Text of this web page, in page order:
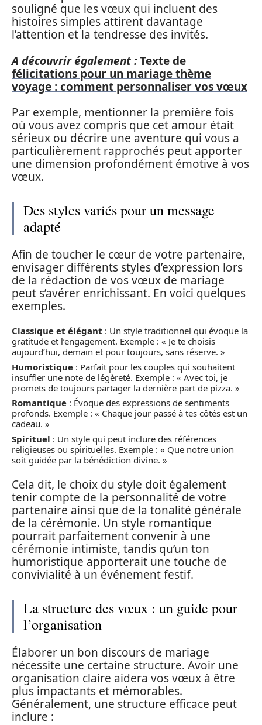
souligné que les vœux qui incluent des
histoires simples attirent davantage
l’attention et la tendresse des invités.
A découvrir également :Texte de
félicitations pour un mariage thème
voyage : comment personnaliser vos vœux
Par exemple, mentionner la première fois
où vous avez compris que cet amour était
sérieux ou décrire une aventure qui vous a
particulièrement rapprochés peut apporter
une dimension profondément émotive à vos
vœux.
Des styles variés pour un message
adapté
Afin de toucher le cœur de votre partenaire,
envisager différents styles d’expression lors
de la rédaction de vos vœux de mariage
peut s’avérer enrichissant. En voici quelques
exemples.
Classique et élégant : Un style traditionnel qui évoque la
gratitude et l’engagement. Exemple : « Je te choisis
aujourd’hui, demain et pour toujours, sans réserve. »
Humoristique : Parfait pour les couples qui souhaitent
insuffler une note de légèreté. Exemple : « Avec toi, je
promets de toujours partager la dernière part de pizza. »
Romantique : Évoque des expressions de sentiments
profonds. Exemple : « Chaque jour passé à tes côtés est un
cadeau. »
Spirituel : Un style qui peut inclure des références
religieuses ou spirituelles. Exemple : « Que notre union
soit guidée par la bénédiction divine. »
Cela dit, le choix du style doit également
tenir compte de la personnalité de votre
partenaire ainsi que de la tonalité générale
de la cérémonie. Un style romantique
pourrait parfaitement convenir à une
cérémonie intimiste, tandis qu’un ton
humoristique apporterait une touche de
convivialité à un événement festif.
La structure des vœux : un guide pour
l’organisation
Élaborer un bon discours de mariage
nécessite une certaine structure. Avoir une
organisation claire aidera vos vœux à être
plus impactants et mémorables.
Généralement, une structure efficace peut
inclure :